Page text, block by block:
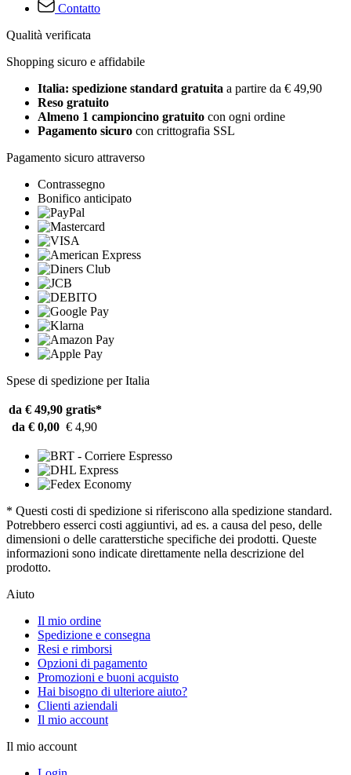
Contatto
Qualità verificata
Shopping sicuro e affidabile
Italia: spedizione standard gratuita a partire da € 49,90
Reso gratuito
Almeno 1 campioncino gratuito con ogni ordine
Pagamento sicuro con crittografia SSL
Pagamento sicuro attraverso
Contrassegno
Bonifico anticipato
Spese di spedizione per Italia
da € 49,90 gratis*
da € 0,00 € 4,90
* Questi costi di spedizione si riferiscono alla spedizione standard.
Potrebbero esserci costi aggiuntivi, ad es. a causa del peso, delle
dimensioni o delle caratterstiche specifiche dei prodotti. Queste
informazioni sono indicate direttamente nella descrizione del
prodotto.
Aiuto
Il mio ordine
Spedizione e consegna
Resi e rimborsi
Opzioni di pagamento
Promozioni e buoni acquisto
Hai bisogno di ulteriore aiuto?
Clienti aziendali
Il mio account
Il mio account